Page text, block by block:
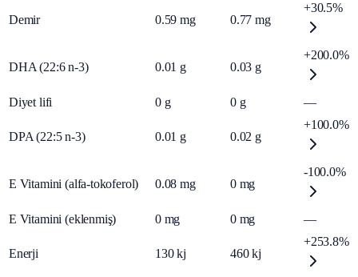
Demir 0.59 mg 0.77 mg
+30.5%
DHA (22:6 n-3) 0.01 g 0.03 g
+200.0%
Diyet lifi 0 g 0 g —
DPA (22:5 n-3) 0.01 g 0.02 g
+100.0%
E Vitamini (alfa-tokoferol) 0.08 mg 0 mg
-100.0%
E Vitamini (eklenmiş) 0 mg 0 mg —
Enerji 130 kj 460 kj
+253.8%